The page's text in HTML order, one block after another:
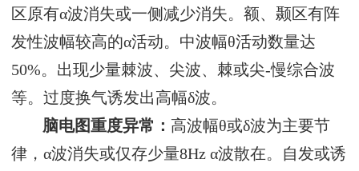
区原有α波消失或一侧减少消失。额、颞区有阵
发性波幅较高的α活动。中波幅θ活动数量达
50%。出现少量棘波、尖波、棘或尖-慢综合波
等。过度换气诱发出高幅δ波。
脑电图重度异常： 高波幅θ或δ波为主要节
律，α波消失或仅存少量8Hz α波散在。自发或诱